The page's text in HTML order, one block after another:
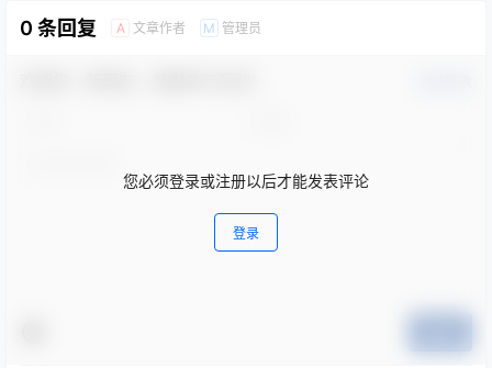
0 条回复 A 文章作者 M 管理员
您必须登录或注册以后才能发表评论
登录